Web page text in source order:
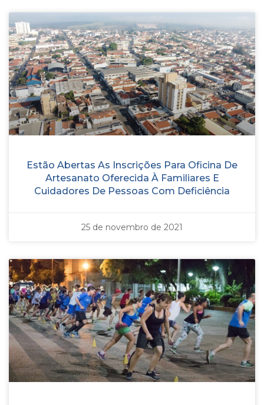
Estão Abertas As Inscrições Para Oficina De
Artesanato Oferecida À Familiares E
Cuidadores De Pessoas Com Deficiência
25 de novembro de 2021